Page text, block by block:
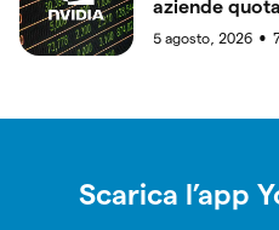
aziende
5 agosto, 2026 ●
Scarica l’app